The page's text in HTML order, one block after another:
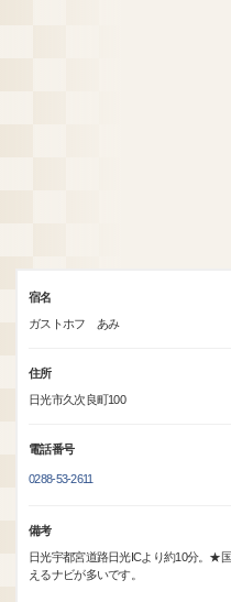
宿名
ガストホフ あみ
住所
日光市久次良町100
電話番号
0288-53-2611
備考
日光宇都宮道路日光ICより約10分。★
えるナビが多いです。